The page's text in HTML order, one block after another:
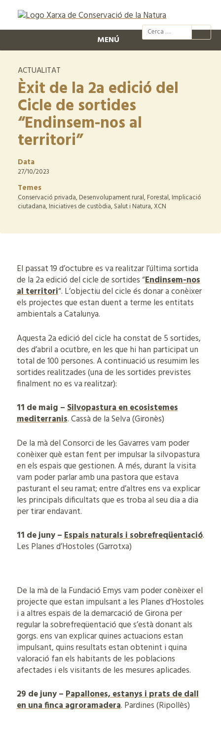
@xcn.cat
MENÚ
ACTUALITAT
Èxit de la 2a edició del
Cicle de sortides
“Endinsem-nos al
territori”
Data
27/10/2023
Temes
Conservació privada,Desenvolupament rural,Forestal,Implicació
ciutadana,Iniciatives de custòdia,Salut i Natura,XCN
El passat 19 d’octubre es va realitzar l’última sortida
de la 2a edició del cicle de sortides “Endinsem-nos
al territori“. L’objectiu del cicle és donar a conèixer
els projectes que estan duent a terme les entitats
ambientals a Catalunya.
Aquesta 2a edició del cicle ha constat de 5 sortides,
des d’abril a ocutbre, en les que hi han participat un
total de 100 persones. A continuació us resumim les
sortides realitzades (una de les sortides previstes
finalment no es va realitzar):
11 de maig –Silvopastura en ecosistemes
mediterranis. Cassà de la Selva (Gironès)
De la mà del Consorci de les Gavarres vam poder
conèixer què estan fent per impulsar la silvopastura
en els espais que gestionen. A més, durant la visita
vam poder parlar amb una pastora que estava
pasturant el seu ramat; entre d’altres ens va explicar
les principals dificultats que es troba al seu dia a dia
per tirar endavant.
11 de juny –Espais naturals i sobrefreqüentació.
Les Planes d’Hostoles (Garrotxa)
De la mà de la Fundació Emys vam poder conèixer el
projecte que estan impulsant a les Planes d’Hostoles
i a altres espais de la demarcació de Girona per
regular la sobrefreqüentació que s’està donant als
gorgs. ens van explicar quines actuacions estan
impulsant, quins resultats estan obtenint i quina
valoració fan els habitants de les poblacions
afectades i els visitants de les mesures aplicades.
29 de juny –Papallones, estanys i prats de dall
en una finca agroramadera. Pardines (Ripollès)